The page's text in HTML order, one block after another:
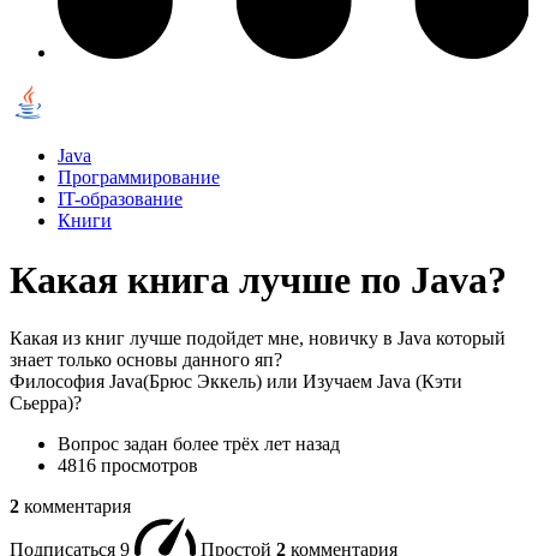
Java
Программирование
IT-образование
Книги
Какая книга лучше по Java?
Какая из книг лучше подойдет мне, новичку в Java который
знает только основы данного яп?
Философия Java(Брюс Эккель) или Изучаем Java (Кэти
Сьерра)?
Вопрос задан более трёх лет назад
4816 просмотров
2 комментария
Подписаться 9 Простой 2 комментария